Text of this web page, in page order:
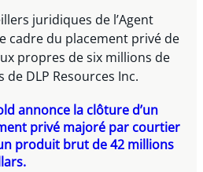
juridiques de l’Agent
cadre du placement privé de
propres de six millions de
de DLP Resources Inc.
annonce la clôture d’un
privé majoré par courtier
produit brut de 42 millions